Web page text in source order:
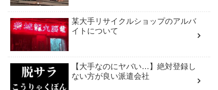
某大手リサイクルショップのアルバ
イトについて
【大手なのにヤバい…】絶対登録し
ない方が良い派遣会社